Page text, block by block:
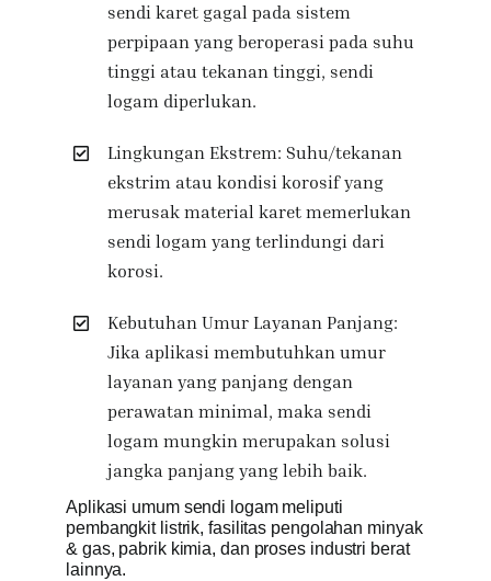
sendi karet gagal pada sistem
perpipaan yang beroperasi pada suhu
tinggi atau tekanan tinggi, sendi
logam diperlukan.
Lingkungan Ekstrem: Suhu/tekanan
ekstrim atau kondisi korosif yang
merusak material karet memerlukan
sendi logam yang terlindungi dari
korosi.
Kebutuhan Umur Layanan Panjang:
Jika aplikasi membutuhkan umur
layanan yang panjang dengan
perawatan minimal, maka sendi
logam mungkin merupakan solusi
jangka panjang yang lebih baik.
Aplikasi umum sendi logam meliputi
pembangkit listrik, fasilitas pengolahan minyak
& gas, pabrik kimia, dan proses industri berat
lainnya.